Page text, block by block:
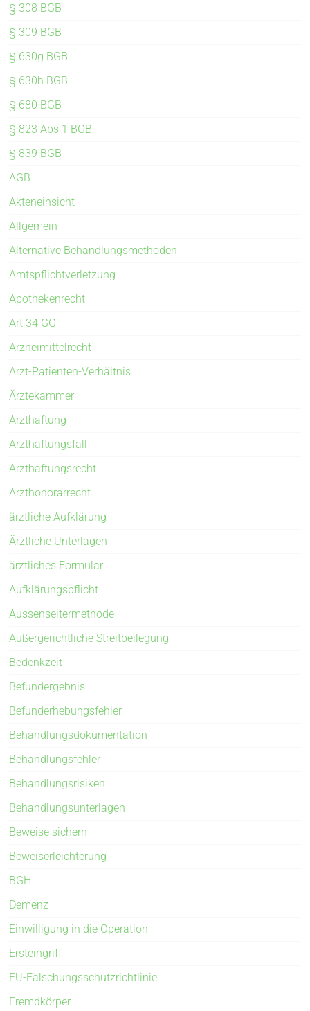
§ 308 BGB
§ 309 BGB
§ 630g BGB
§ 630h BGB
§ 680 BGB
§ 823 Abs 1 BGB
§ 839 BGB
AGB
Akteneinsicht
Allgemein
Alternative Behandlungsmethoden
Amtspflichtverletzung
Apothekenrecht
Art 34 GG
Arzneimittelrecht
Arzt-Patienten-Verhältnis
Ärztekammer
Arzthaftung
Arzthaftungsfall
Arzthaftungsrecht
Arzthonorarrecht
ärztliche Aufklärung
Ärztliche Unterlagen
ärztliches Formular
Aufklärungspflicht
Aussenseitermethode
Außergerichtliche Streitbeilegung
Bedenkzeit
Befundergebnis
Befunderhebungsfehler
Behandlungsdokumentation
Behandlungsfehler
Behandlungsrisiken
Behandlungsunterlagen
Beweise sichern
Beweiserleichterung
BGH
Demenz
Einwilligung in die Operation
Ersteingriff
EU-Fälschungsschutzrichtlinie
Fremdkörper